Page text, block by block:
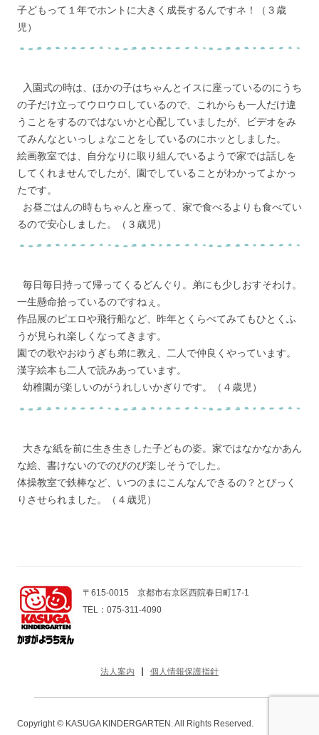
子どもって１年でホントに大きく成長するんですネ！（３歳
児）
入園式の時は、ほかの子はちゃんとイスに座っているのにうち
の子だけ立ってウロウロしているので、これからも一人だけ違
うことをするのではないかと心配していましたが、ビデオをみ
てみんなといっしょなことをしているのにホッとしました。
絵画教室では、自分なりに取り組んでいるようで家では話しを
してくれませんでしたが、園でしていることがわかってよかっ
たです。
お昼ごはんの時もちゃんと座って、家で食べるよりも食べてい
るので安心しました。（３歳児）
毎日毎日持って帰ってくるどんぐり。弟にも少しおすそわけ。
一生懸命拾っているのですねぇ。
作品展のピエロや飛行船など、昨年とくらべてみてもひとくふ
うが見られ楽しくなってきます。
園での歌やおゆうぎも弟に教え、二人で仲良くやっています。
漢字絵本も二人で読みあっています。
幼稚園が楽しいのがうれしいかぎりです。（４歳児）
大きな紙を前に生き生きした子どもの姿。家ではなかなかあん
な絵、書けないのでのびのび楽しそうでした。
体操教室で鉄棒など、いつのまにこんなんできるの？とびっく
りさせられました。（４歳児）
〒615-0015 京都市右京区西院春日町17-1
TEL：075-311-4090
法人案内 個人情報保護指針
Copyright © KASUGA KINDERGARTEN. All Rights Reserved.